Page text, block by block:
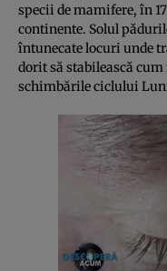
specii de mamifere, în
continente. Solul
întunecate locuri unde
dorit să stabilească
schimbările ciclului